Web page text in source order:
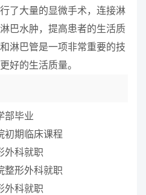
了大量的显微手术，连接淋
巴水肿，提高患者的生活质
淋巴管是一项非常重要的技
好的生活质量。
部毕业
初期临床课程
外科就职
整形外科就职
外科就职